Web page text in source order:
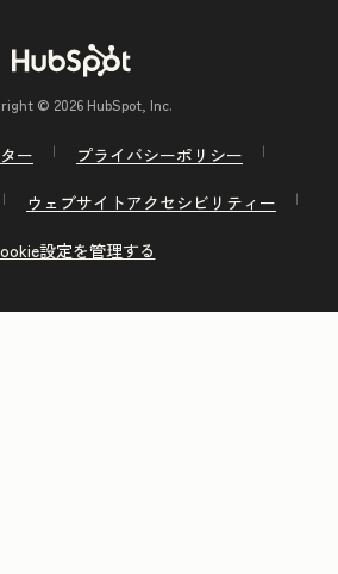
© 2026 HubSpot, Inc.
ー
プライバシーポリシー
ウェブサイトアクセシビリティー
設定を管理する